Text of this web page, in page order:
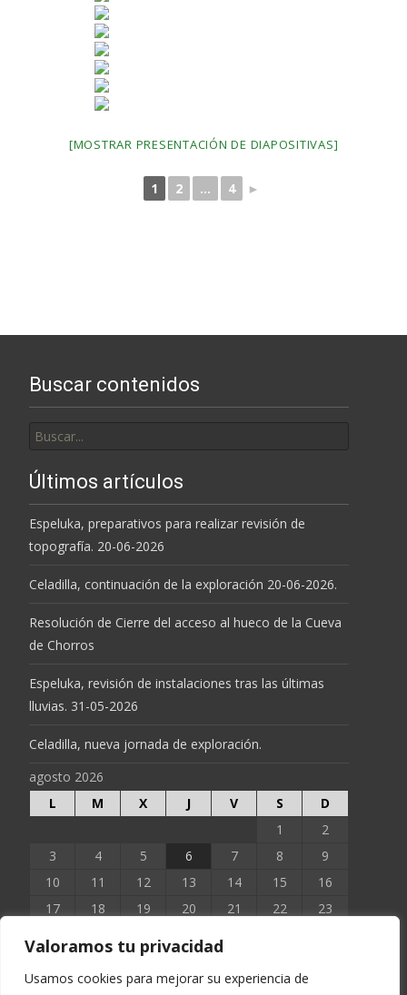
Valoramos tu privacidad
Usamos cookies para mejorar su experiencia de
[MOSTRAR PRESENTACIÓN DE DIAPOSITIVAS]
1 2 ... 4 ►
Buscar contenidos
por:
Últimos artículos
Espeluka, preparativos para realizar revisión de
topografía. 20-06-2026
Celadilla, continuación de la exploración 20-06-2026.
Resolución de Cierre del acceso al hueco de la Cueva
de Chorros
Espeluka, revisión de instalaciones tras las últimas
lluvias. 31-05-2026
Celadilla, nueva jornada de exploración.
agosto 2026
L
M X J V S
D
1
2
3
4 5 6 7 8
9
10
11 12 13 14 15
16
17
18 19 20 21 22
23